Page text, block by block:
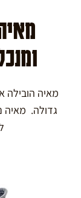
מאיה הובילה